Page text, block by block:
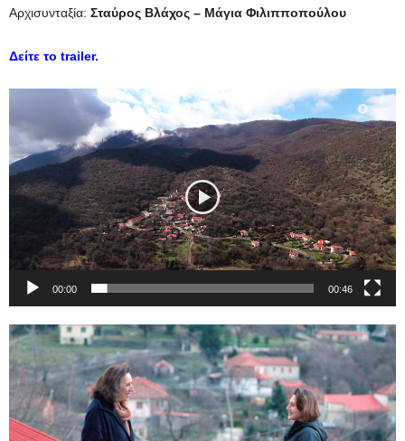
Αρχισυνταξία: Σταύρος Βλάχος – Μάγια Φιλιπποπούλου
Δείτε το trailer.
Αναπαραγωγής
Βίντεο
00:00 00:46